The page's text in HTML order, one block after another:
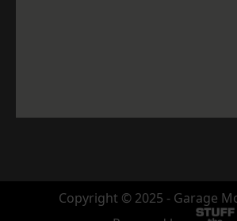
Copyright © 2025 - Garage